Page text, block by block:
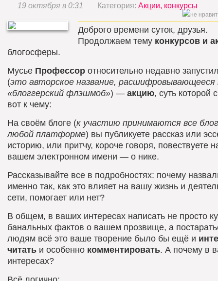
19 октября в 0:31 Категория: Акции, конкурсы
Доброго времени суток, друзья.
Продолжаем тему конкурсов и
блогосферы.
Мусье Профессор относительно недавно
(это авторское название, расшифровывающееся
«блоггерский флэшмоб») — акцию, суть которой
вот к чему:
На своём блоге (к участию принимаются все
любой платформе) вы публикуете рассказ или
историю, или притчу, короче говоря, повествуете
вашем электронном имени — о нике.
Рассказывайте все в подробностях: почему
именно так, как это влияет на вашу жизнь и
сети, помогает или нет?
В общем, в ваших интересах написать не просто
банальных фактов о вашем прозвище, а
людям всё это ваше творение было бы ещё и
читать и особенно комментировать. А почему в
интересах?